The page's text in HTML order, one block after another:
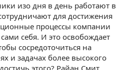
изо дня в день работают в
для достижения
процессы компании
себя. И это освобождает
сосредоточиться на
и задачах более высокого
этого? Райан Смит